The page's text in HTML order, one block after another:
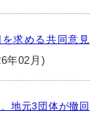
求める共同意見
年02月)
地元3団体が撤回